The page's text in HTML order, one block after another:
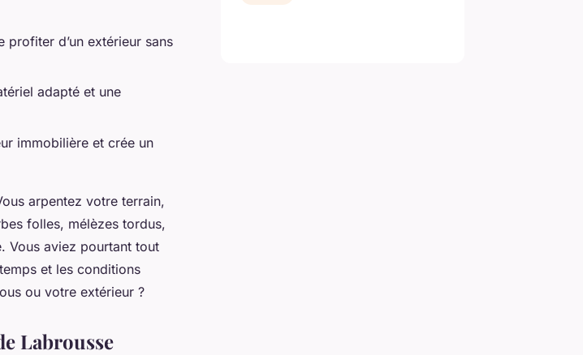
d’un extérieur sans
adapté et une
immobilière et crée un
arpentez votre terrain,
folles, mélèzes tordus,
Vous aviez pourtant tout
et les conditions
ou votre extérieur ?
Labrousse